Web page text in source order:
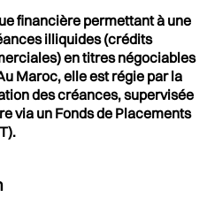
financière permettant à une
illiquides (crédits
en titres négociables
Maroc, elle est régie par la
des créances, supervisée
via un Fonds de Placements